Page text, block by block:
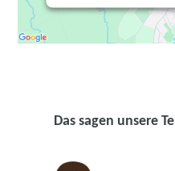
Das sagen unsere